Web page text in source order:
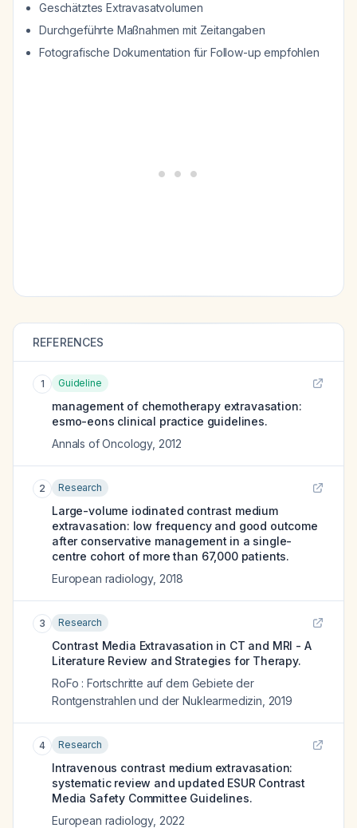
Geschätztes Extravasatvolumen
Durchgeführte Maßnahmen mit Zeitangaben
Fotografische Dokumentation für Follow-up empfohlen
REFERENCES
1 Guideline
management of chemotherapy extravasation:
esmo-eons clinical practice guidelines.
Annals of Oncology, 2012
2 Research
Large-volume iodinated contrast medium
extravasation: low frequency and good outcome
after conservative management in a single-
centre cohort of more than 67,000 patients.
European radiology, 2018
3 Research
Contrast Media Extravasation in CT and MRI - A
Literature Review and Strategies for Therapy.
RoFo : Fortschritte auf dem Gebiete der
Rontgenstrahlen und der Nuklearmedizin 2019
4 Research
Intravenous contrast medium extravasation:
systematic review and updated ESUR Contrast
Media Safety Committee Guidelines.
European radiology, 2022